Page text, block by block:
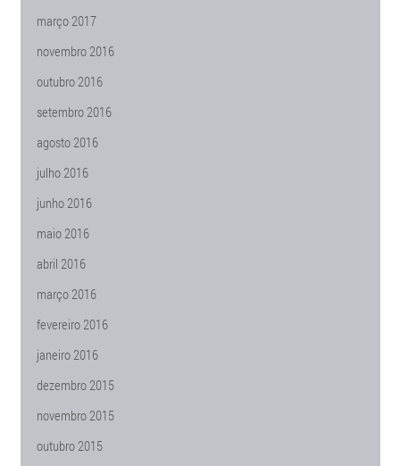
março 2017
novembro 2016
outubro 2016
setembro 2016
agosto 2016
julho 2016
junho 2016
maio 2016
abril 2016
março 2016
fevereiro 2016
janeiro 2016
dezembro 2015
novembro 2015
outubro 2015